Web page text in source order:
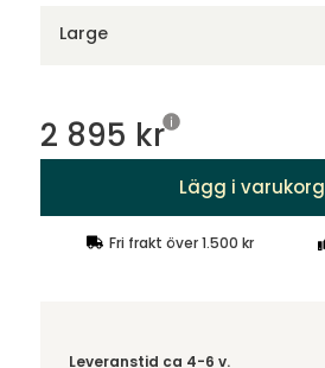
Large
2 895 kr
Lägg i varukorg
Fri frakt över 1.500 kr
Leveranstid ca 4-6 v.